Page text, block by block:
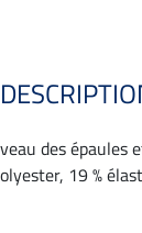
des
19 %